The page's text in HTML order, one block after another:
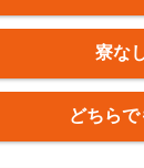
寮な
どちらで